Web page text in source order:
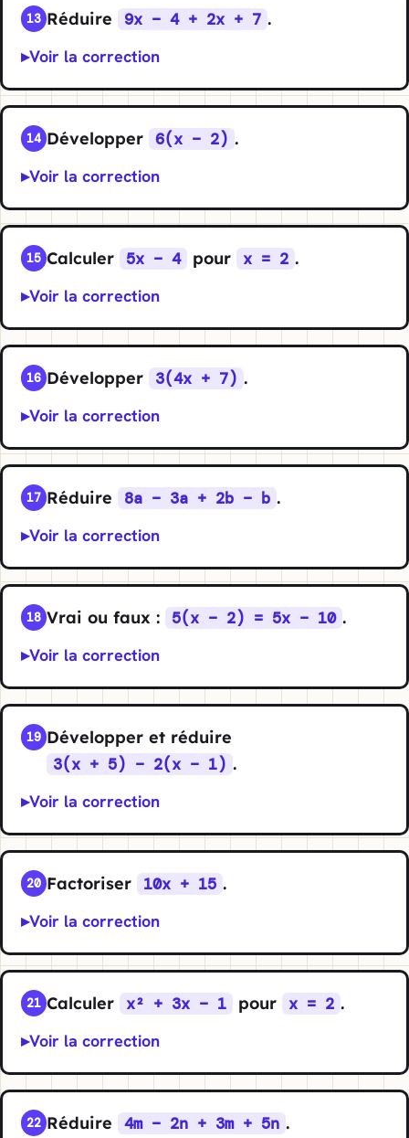
13 Réduire 9x − 4 + 2x + 7 .
Voir la correction
14 Développer 6(x − 2) .
Voir la correction
15 Calculer 5x − 4 pour x = 2 .
Voir la correction
16 Développer 3(4x + 7) .
Voir la correction
17 Réduire 8a − 3a + 2b − b .
Voir la correction
18 Vrai ou faux : 5(x − 2) = 5x − 10 .
Voir la correction
19 Développer et réduire
3(x + 5) − 2(x − 1) .
Voir la correction
20 Factoriser 10x + 15 .
Voir la correction
21 Calculer x² + 3x − 1 pour x = 2 .
Voir la correction
22 Réduire 4m − 2n + 3m + 5n .